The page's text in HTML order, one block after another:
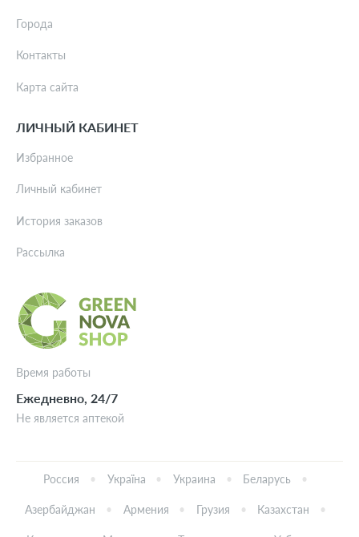
Время работы
Ежедневно, 24/7
Не является аптекой
Города
Контакты
Карта сайта
ЛИЧНЫЙ КАБИНЕТ
Избранное
Личный кабинет
История заказов
Рассылка
Россия Україна Украина Беларусь
Азербайджан Армения Грузия Казахстан